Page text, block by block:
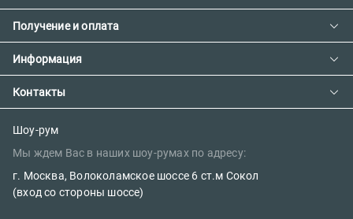
Контакты
О компании
Сотрудничество
Наш блог
Получение и оплата
Доставка и оплата
Предзаказ товара с фабрики
Информация
Как сделать заказ
Политика конфиденциальности
Контакты
E-mail:
sales@parketov-store.ru
Телефоны:
Шоу-рум
Мы ждем Вас в наших шоу-румах по адресу:
г. Москва, Волоколамское шоссе 6 ст.м Сокол
(вход со стороны шоссе)